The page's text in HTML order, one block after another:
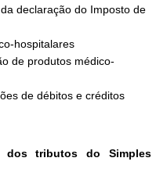
declaração do Imposto de
hospitalares
de produtos médico-
de débitos e créditos
dos tributos do Simples